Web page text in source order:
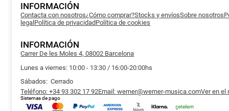
INFORMACIÓN
Contacta con nosotros¿Cómo comprar?Stocks y envíosSobre nosotros
legalPolítica de privacidadPolítica de cookies
INFORMACIÓN
Carrer De les Moles 4, 08002 Barcelona
Lunes a viernes: 10:00 - 13:30 / 16:00-20:00hs
Sábados: Cerrado
Teléfono: +34 93 302 17 92Email: werner@werner-musica.comVer en el
Sistemas de pago